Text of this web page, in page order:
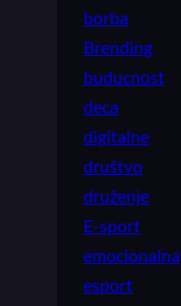
borba
Brending
buducnost
deca
digitalne
društvo
druženje
E-sport
emocionalna
esport